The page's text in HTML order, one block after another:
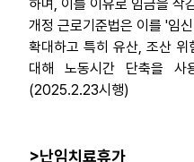
하며, 이를 이유로 임금을 삭
개정 근로기준법은 이를 '임
확대하고 특히 유산, 조산 위
대해 노동시간 단축을 사
(2025.2.23시행)
>난임치료휴가